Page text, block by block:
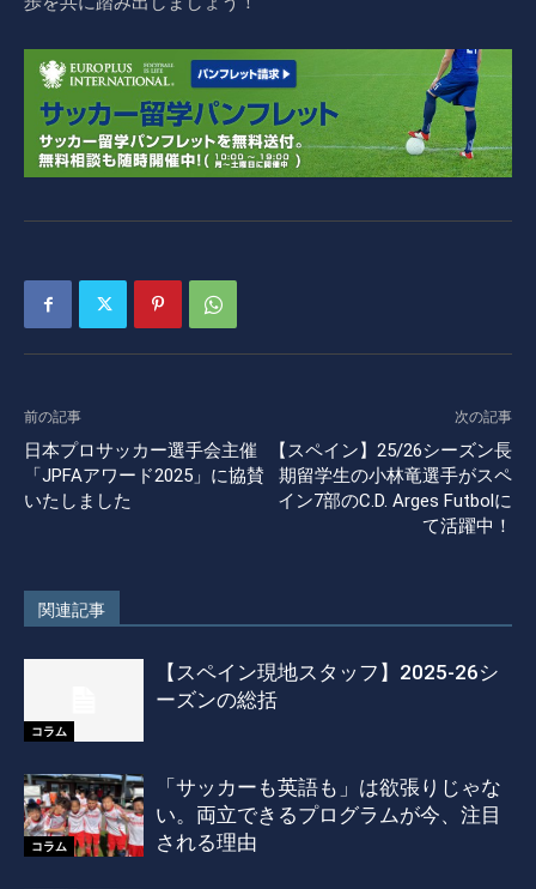
前の記事
日本プロサッカー選手会主催
「JPFAアワード2025」に協賛
いたしました
次の記事
【スペイン】25/26シーズン長
期留学生の小林竜選手がスペ
イン7部のC.D. Arges Futbolに
て活躍中！
関連記事
コラム
【スペイン現地スタッフ】2025-26シ
ーズンの総括
コラム
「サッカーも英語も」は欲張りじゃな
い。両立できるプログラムが今、注目
される理由